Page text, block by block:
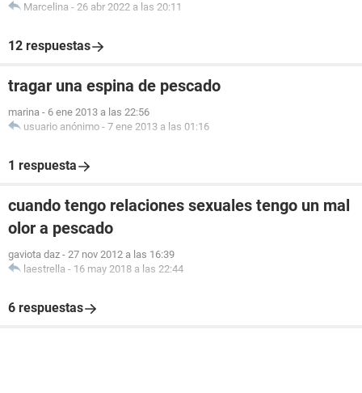
Marcelina - 26 abr 2022 a las 20:11
12 respuestas
tragar una espina de pescado
marina - 6 ene 2013 a las 22:56
usuario anónimo - 7 ene 2013 a las 01:16
1 respuesta
cuando tengo relaciones sexuales tengo un mal
olor a pescado
gaviota daz - 27 nov 2012 a las 16:39
laestrella - 16 may 2018 a las 22:44
6 respuestas